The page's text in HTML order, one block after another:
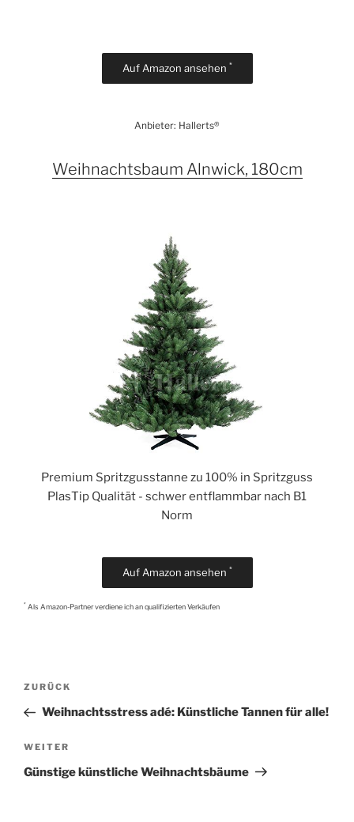
Auf Amazon ansehen *
Anbieter: Hallerts®
Weihnachtsbaum Alnwick, 180cm
Premium Spritzgusstanne zu 100% in Spritzguss
PlasTip Qualität - schwer entflammbar nach B1
Norm
Auf Amazon ansehen *
* Als Amazon-Partner verdiene ich an qualifizierten Verkäufen
Beitragsnavigation
Vorheriger
Beitrag
ZURÜCK
Weihnachtsstress adé: Künstliche Tannen für alle!
Nächster
Beitrag
WEITER
Günstige künstliche Weihnachtsbäume